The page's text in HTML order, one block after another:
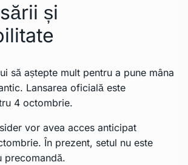
și
să aștepte mult pentru a pune mâna
Lansarea oficială este
4 octombrie.
vor avea acces anticipat
În prezent, setul nu este
precomandă.